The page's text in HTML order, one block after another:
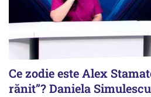
Ce zodie este Alex
rănit”? Daniela